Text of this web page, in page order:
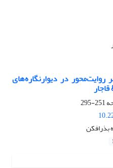
در دیوارنگاره‌های
251-295
بذرافکن